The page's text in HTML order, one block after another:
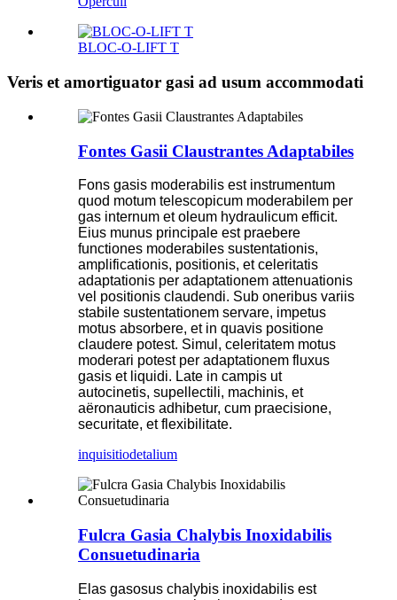
BLOC-O-LIFT T
Veris et amortiguator gasi ad usum accommodati
Fontes Gasii Claustrantes Adaptabiles
Fons gasis moderabilis est instrumentum
quod motum telescopicum moderabilem per
gas internum et oleum hydraulicum efficit.
Eius munus principale est praebere
functiones moderabiles sustentationis,
amplificationis, positionis, et celeritatis
adaptationis per adaptationem attenuationis
vel positionis claudendi. Sub oneribus variis
stabile sustentationem servare, impetus
motus absorbere, et in quavis positione
claudere potest. Simul, celeritatem motus
moderari potest per adaptationem fluxus
gasis et liquidi. Late in campis ut
autocinetis, supellectili, machinis, et
aëronauticis adhibetur, cum praecisione,
securitate, et flexibilitate.
inquisitiodetalium
Fulcra Gasia Chalybis Inoxidabilis
Consuetudinaria
Elas gasosus chalybis inoxidabilis est